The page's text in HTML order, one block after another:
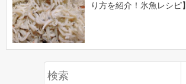
り方を紹介！氷魚レシピ】